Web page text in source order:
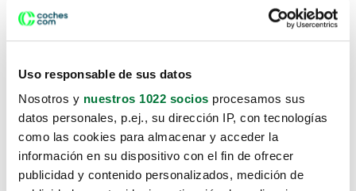
Uso responsable de sus datos
Nosotros y nuestros 1022 socios procesamos sus
datos personales, p.ej., su dirección IP, con tecnologías
como las cookies para almacenar y acceder la
información en su dispositivo con el fin de ofrecer
publicidad y contenido personalizados, medición de
Lo sentimos, no sabemos como
te hemos traido hasta aquí.